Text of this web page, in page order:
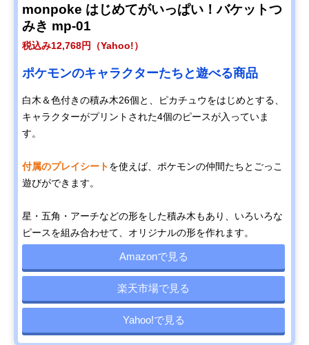
monpoke はじめてがいっぱい！バケットつ
みき mp-01
税込み12,768円（Yahoo!）
ポケモンのキャラクターたちと遊べる商品
白木＆色付きの積み木26個と、ピカチュウをはじめとする、
キャラクターがプリントされた4個のピースが入っていま
す。
付属のプレイシートを使えば、ポケモンの仲間たちとごっこ
遊びができます。
星・五角・アーチなどの形をした積み木もあり、いろいろな
ピースを組み合わせて、オリジナルの形を作れます。
Amazonで見る
楽天市場で見る
Yahoo!で見る